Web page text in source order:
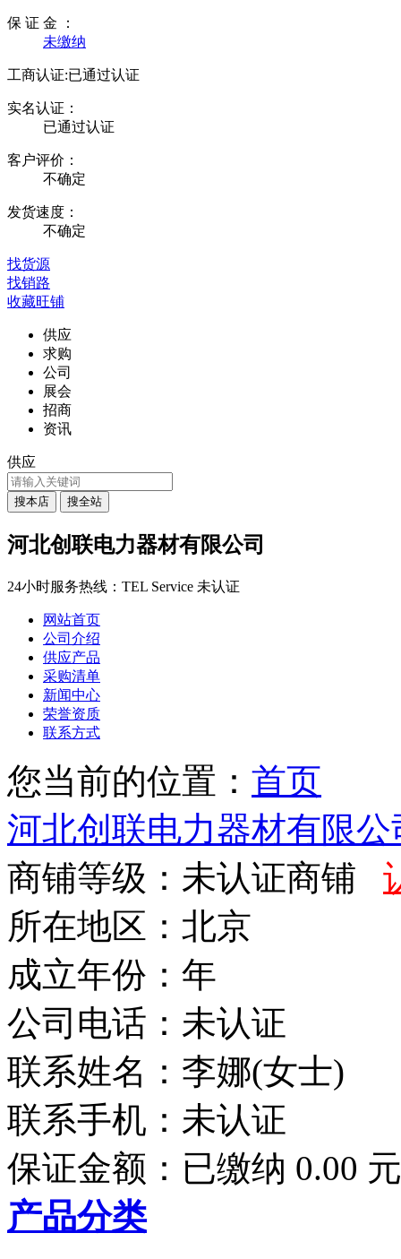
保 证 金 ：
未缴纳
工商认证:已通过认证
实名认证：
已通过认证
客户评价：
不确定
发货速度：
不确定
找货源
找销路
收藏旺铺
供应
求购
公司
展会
招商
资讯
供应
河北创联电力器材有限公司
24小时服务热线： TEL Service 未认证
网站首页
公司介绍
供应产品
采购清单
新闻中心
荣誉资质
联系方式
您当前的位置： 首页
河北创联电力器材有限公
商铺等级：未认证商铺
所在地区：北京
成立年份：年
公司电话： 未认证
联系姓名：李娜(女士)
联系手机： 未认证
保证金额： 已缴纳 0.00 元
产品分类